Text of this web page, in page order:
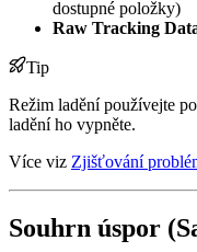
dostupné položky)
Raw Tracking
Tip
Režim ladění používejte
ladění ho vypněte.
Více viz Zjišťování
Souhrn úspor